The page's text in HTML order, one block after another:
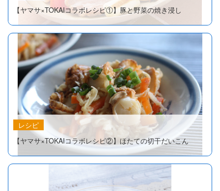
【ヤマサ×TOKAIコラボレシピ①】豚と野菜の焼き浸し
レシピ
【ヤマサ×TOKAIコラボレシピ②】ほたての切干だいこん